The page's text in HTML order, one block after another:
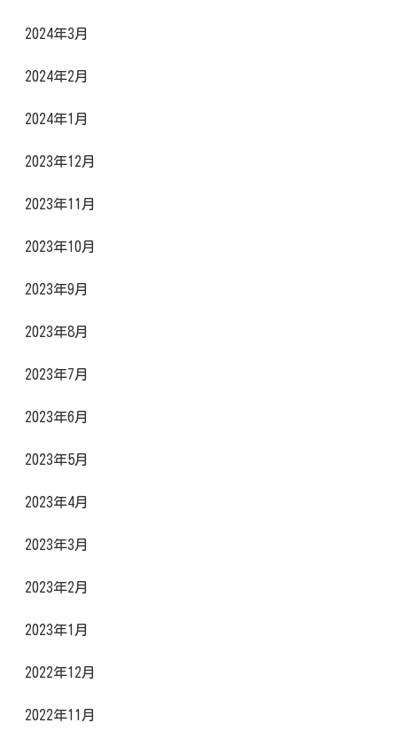
2024年3月
2024年2月
2024年1月
2023年12月
2023年11月
2023年10月
2023年9月
2023年8月
2023年7月
2023年6月
2023年5月
2023年4月
2023年3月
2023年2月
2023年1月
2022年12月
2022年11月